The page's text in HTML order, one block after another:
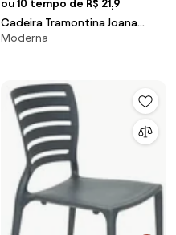
ou 10 tempo de R$ 21,9
Cadeira Tramontina Joana
Marrom em Polipropileno e
Moderna